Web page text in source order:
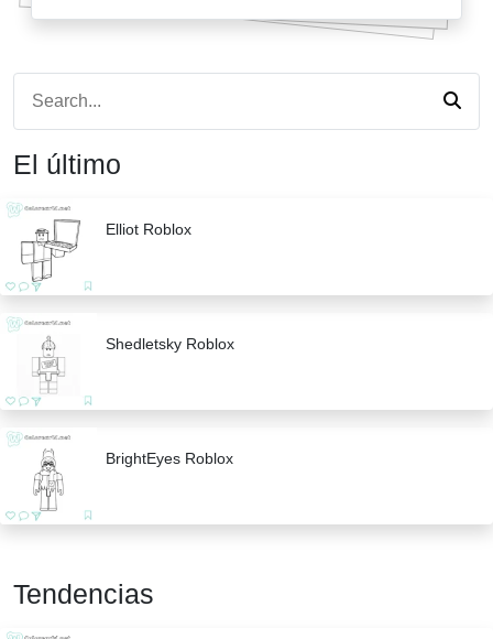
El último
Elliot Roblox
Shedletsky Roblox
BrightEyes Roblox
Tendencias